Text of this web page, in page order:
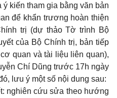
kiến tham gia bằng văn bản
để khẩn trương hoàn thiện
trị (dự thảo Tờ trình Bộ
của Bộ Chính trị, bản tiếp
quan và tài liệu liên quan),
Chí Dũng trước 17h ngày
lưu ý một số nội dung sau:
nghiên cứu sửa theo hướng